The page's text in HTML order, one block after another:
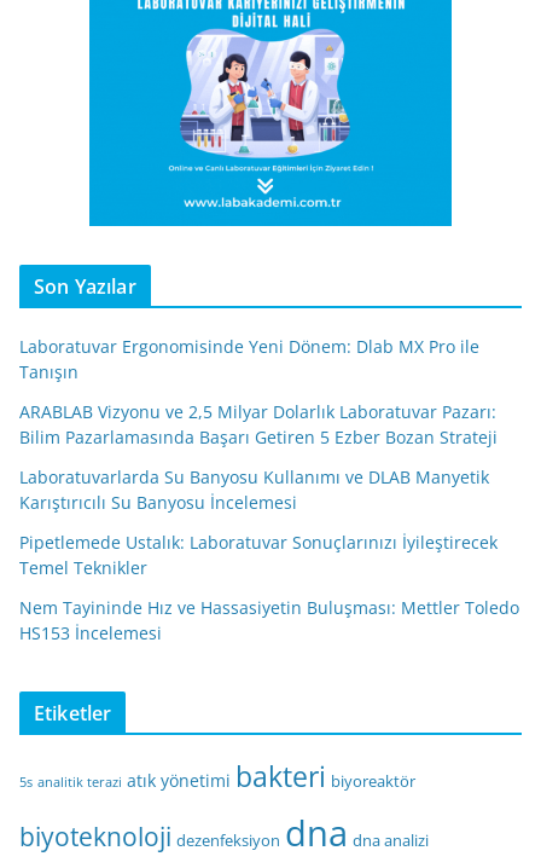
Son Yazılar
Laboratuvar Ergonomisinde Yeni Dönem: Dlab MX Pro ile
Tanışın
ARABLAB Vizyonu ve 2,5 Milyar Dolarlık Laboratuvar Pazarı:
Bilim Pazarlamasında Başarı Getiren 5 Ezber Bozan Strateji
Laboratuvarlarda Su Banyosu Kullanımı ve DLAB Manyetik
Karıştırıcılı Su Banyosu İncelemesi
Pipetlemede Ustalık: Laboratuvar Sonuçlarınızı İyileştirecek
Temel Teknikler
Nem Tayininde Hız ve Hassasiyetin Buluşması: Mettler Toledo
HS153 İncelemesi
Etiketler
5s analitik terazi atık yönetimi bakteri biyoreaktör
biyoteknoloji dezenfeksiyon dna dna analizi